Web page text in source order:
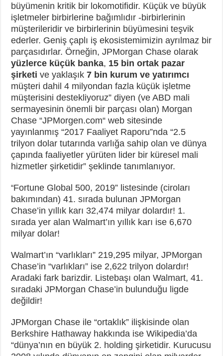
büyümenin kritik bir lokomotifidir. Küçük ve büyük
işletmeler birbirlerine bağımlıdır -birbirlerinin
müşterileridir ve birbirlerinin büyümesini teşvik
ederler. Geniş çaplı iş ekosistemimizin ayrılmaz bir
parçasıdırlar. Örneğin, JPMorgan Chase olarak
yüzlerce küçük banka, 15 bin ortak pazar
şirketi ve yaklaşık7 bin kurum ve yatırımcı
müşteri dahil 4 milyondan fazla küçük işletme
müşterisini destekliyoruz” diyen (ve ABD mali
sermayesinin önemli bir parçası olan) Morgan
Chase “JPMorgen.com“ web sitesinde
yayınlanmış “2017 Faaliyet Raporu”nda “2.5
trilyon dolar tutarında varlığa sahip olan ve dünya
çapında faaliyetler yürüten lider bir küresel mali
hizmetler şirketidir” şeklinde tanımlanıyor.
“Fortune Global 500, 2019” listesinde (ciroları
bakımından) 41. sırada bulunan JPMorgan
Chase’in yıllık karı 32,474 milyar dolardır! 1.
sırada yer alan Walmart’ın yıllık karı ise 6,670
milyar dolar!
Walmart’ın “varlıkları” 219,295 milyar, JPMorgan
Chase’in “varlıkları” ise 2,622 trilyon dolardır!
Aradaki fark barizdir. Listebaşı olan Walmart, 41.
sıradaki JPMorgan Chase’in bulunduğu ligde
değildir!
JPMorgan Chase ile “ortaklık” ilişkisinde olan
Berkshire Hathaway hakkında ise Wikipedia’da
“dünya’nın en büyük 2. holding şirketidir. Kurucusu